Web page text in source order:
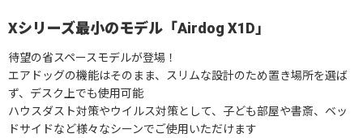
Xシリーズ最小のモデル「Airdog X1D」
待望の省スペースモデルが登場！
エアドッグの機能はそのまま、スリムな設計のため置き場所を選ば
ず、デスク上でも使用可能
ハウスダスト対策やウイルス対策として、子ども部屋や書斎、ベッ
ドサイドなど様々なシーンでご使用いただけます